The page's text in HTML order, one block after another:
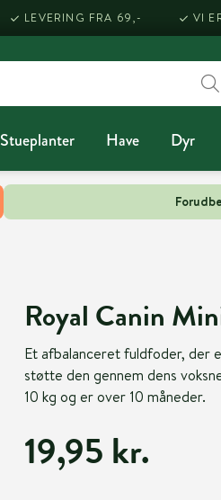
LEVERING FRA 69,- VI
Stueplanter Have Dyr
Royal Canin
Et afbalanceret fuldfoder, der
støtte den gennem dens
10 kg og er over 10 måneder.
19,95 kr.